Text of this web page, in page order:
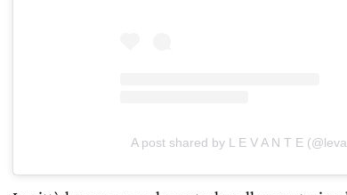
A post shared by L E V A N T E